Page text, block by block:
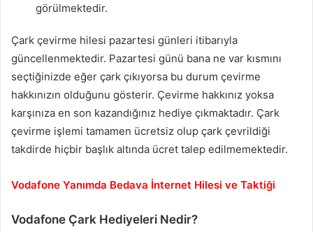
görülmektedir.
Çark çevirme hilesi pazartesi günleri itibarıyla
güncellenmektedir. Pazartesi günü bana ne var kısmını
seçtiğinizde eğer çark çıkıyorsa bu durum çevirme
hakkınızın olduğunu gösterir. Çevirme hakkınız yoksa
karşınıza en son kazandığınız hediye çıkmaktadır. Çark
çevirme işlemi tamamen ücretsiz olup çark çevrildiği
takdirde hiçbir başlık altında ücret talep edilmemektedir.
Vodafone Yanımda Bedava İnternet Hilesi ve Taktiği
Vodafone Çark Hediyeleri Nedir?